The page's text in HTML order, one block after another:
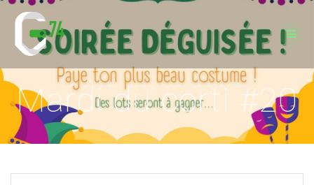
Passer
au
contenu
Mardi du corti #20